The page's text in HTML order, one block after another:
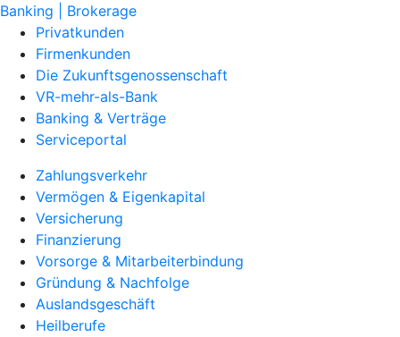
Banking | Brokerage
Privatkunden
Firmenkunden
Die Zukunftsgenossenschaft
VR-mehr-als-Bank
Banking & Verträge
Serviceportal
Zahlungsverkehr
Vermögen & Eigenkapital
Versicherung
Finanzierung
Vorsorge & Mitarbeiterbindung
Gründung & Nachfolge
Auslandsgeschäft
Heilberufe